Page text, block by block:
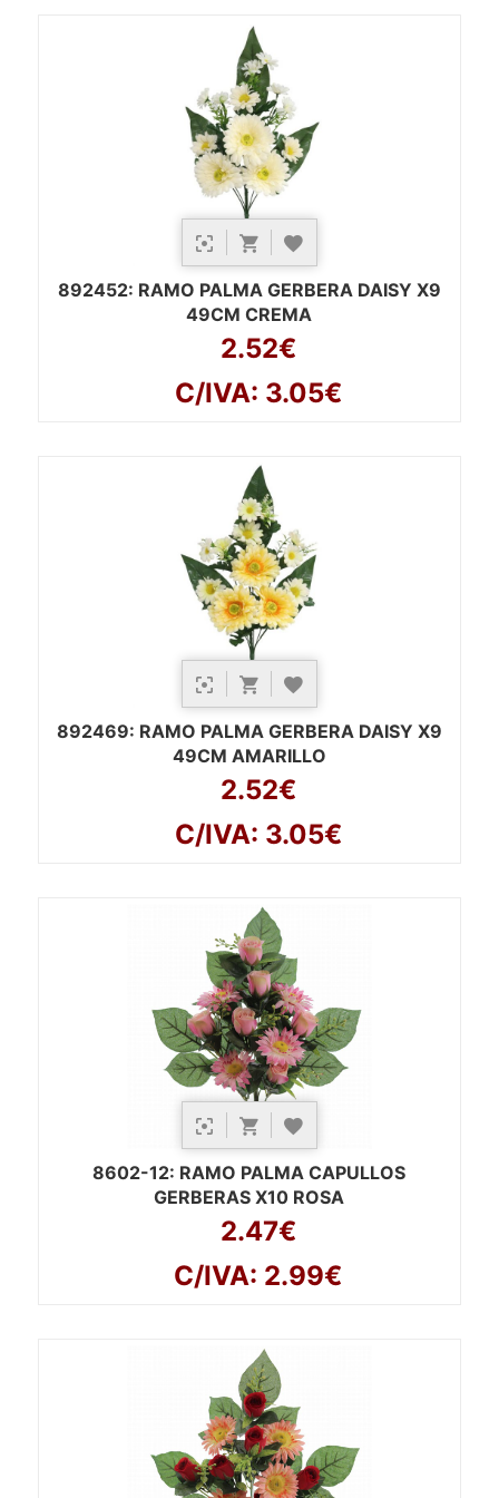
892452: RAMO PALMA GERBERA DAISY X9
49CM CREMA
2.52€
C/IVA: 3.05€
892469: RAMO PALMA GERBERA DAISY X9
49CM AMARILLO
2.52€
C/IVA: 3.05€
8602-12: RAMO PALMA CAPULLOS
GERBERAS X10 ROSA
2.47€
C/IVA: 2.99€